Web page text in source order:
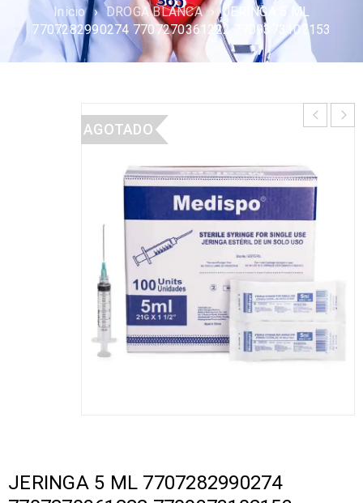
Inicio › DROGA BLANCA ›
JERINGA 5 ML
7707282990274 7707270361222 7709373102153
AGOTADO
JERINGA 5 ML 7707282990274